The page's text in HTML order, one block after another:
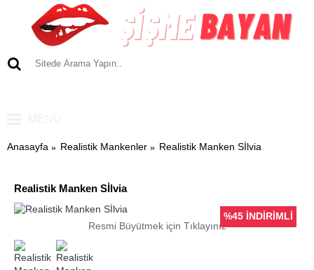
Anasayfa Realistik Mankenler Realistik Manken Sİlvia
Realistik Manken Sİlvia
%45 İNDİRİMLİ
Resmi Büyütmek için Tıklayınız